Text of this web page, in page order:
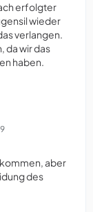
erfolgter
wieder
verlangen.
da wir das
haben.
aber
des